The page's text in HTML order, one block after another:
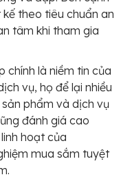
theo tiêu chuẩn an
tâm khi tham gia
chính là niềm tin của
vụ, họ để lại nhiều
phẩm và dịch vụ
đánh giá cao
hoạt của
mua sắm tuyệt